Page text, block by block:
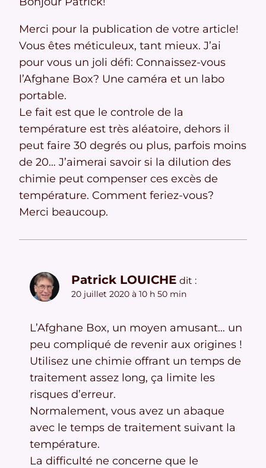
Merci pour la publication de votre article!
Vous êtes méticuleux, tant mieux. J’ai
pour vous un joli défi: Connaissez-vous
l’Afghane Box? Une caméra et un labo
portable.
Le fait est que le controle de la
température est très aléatoire, dehors il
peut faire 30 degrés ou plus, parfois moins
de 20… J’aimerai savoir si la dilution des
chimie peut compenser ces excès de
température. Comment feriez-vous?
Merci beaucoup.
Patrick LOUICHE dit :
20 juillet 2020 à 10 h 50 min
L’Afghane Box, un moyen amusant… un
peu compliqué de revenir aux origines !
Utilisez une chimie offrant un temps de
traitement assez long, ça limite les
risques d’erreur.
Normalement, vous avez un abaque
avec le temps de traitement suivant la
température.
La difficulté ne concerne que le